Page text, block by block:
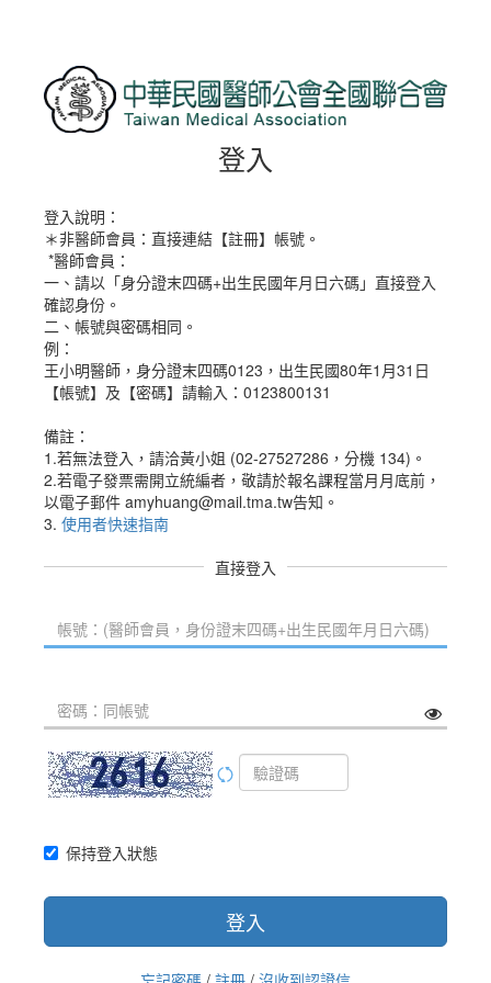
登入
登入說明：
＊非醫師會員：直接連結【註冊】帳號。
*醫師會員：
一、請以「身分證末四碼+出生民國年月日六碼」直接登入
確認身份。
二、帳號與密碼相同。
例：
王小明醫師，身分證末四碼0123，出生民國80年1月31日
【帳號】及【密碼】請輸入：0123800131
備註：
1.若無法登入，請洽黃小姐 (02-27527286，分機 134)。
2.若電子發票需開立統編者，敬請於報名課程當月月底前，
以電子郵件 amyhuang@mail.tma.tw告知。
3. 使用者快速指南
直接登入
保持登入狀態
登入